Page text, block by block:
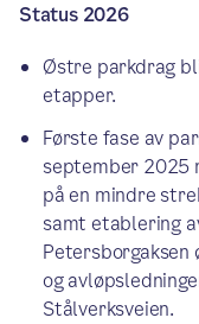
Status 2026
Østre parkdrag
etapper.
Første fase av
september 2025
på en mindre
samt etablering
og
Stålverksveien.